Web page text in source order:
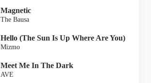
Magnetic
The Bausa
Hello (The Sun Is Up Where Are You)
Mizmo
Meet Me In The Dark
AVE